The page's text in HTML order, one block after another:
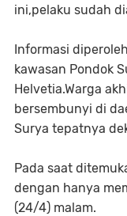
ini,pelaku sudah
Informasi
kawasan Pondok
Helvetia.Warga
bersembunyi di
Surya tepatnya
Pada saat
dengan hanya
(24/4) malam.